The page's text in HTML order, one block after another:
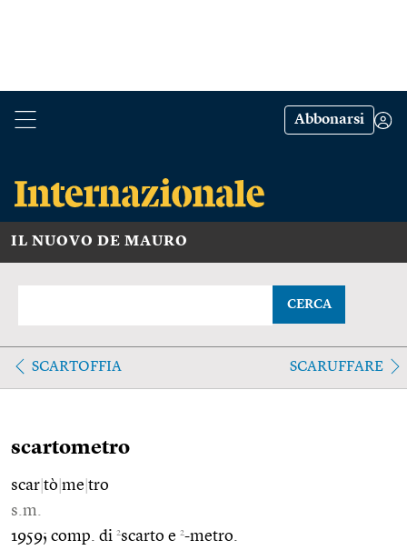
Abbonarsi
IL NUOVO DE MAURO
CERCA
SCARTOFFIA SCARUFFARE
scartometro
scar tò me tro
s.m.
1959; comp. di 2scarto e 2-metro.